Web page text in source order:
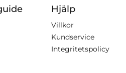
Hjälp
Villkor
Kundservice
Integritetspolicy